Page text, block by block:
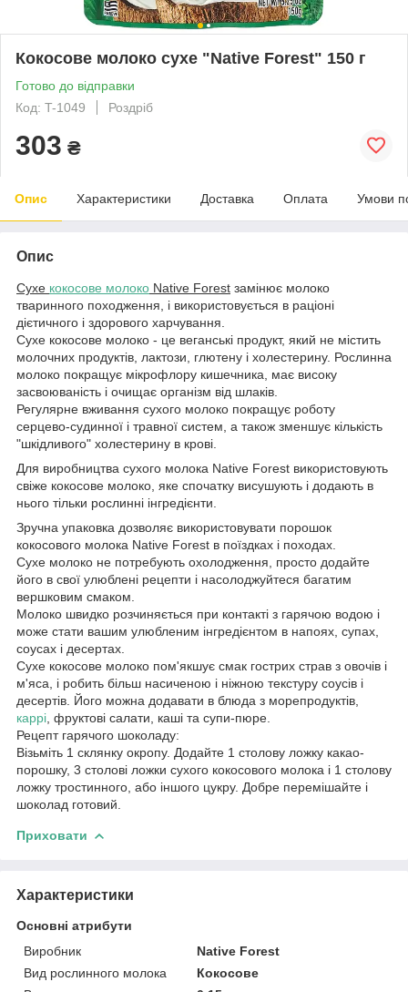
Кокосове молоко сухе "Native Forest" 150 г
Готово до відправки
Код: T-1049
Роздріб
303 ₴
Опис Характеристики Доставка Оплата Умови
Опис
Сухе кокосове молоко Native Forest замінює молоко
тваринного походження, і використовується в раціоні
дієтичного і здорового харчування.
Сухе кокосове молоко - це веганські продукт, який не містить
молочних продуктів, лактози, глютену і холестерину. Рослинна
молоко покращує мікрофлору кишечника, має високу
засвоюваність і очищає організм від шлаків.
Регулярне вживання сухого молоко покращує роботу
серцево-судинної і травної систем, а також зменшує кількість
"шкідливого" холестерину в крові.
Для виробництва сухого молока Native Forest використовують
свіже кокосове молоко, яке спочатку висушують і додають в
нього тільки рослинні інгредієнти.
Зручна упаковка дозволяє використовувати порошок
кокосового молока Native Forest в поїздках і походах.
Сухе молоко не потребують охолодження, просто додайте
його в свої улюблені рецепти і насолоджуйтеся багатим
вершковим смаком.
Молоко швидко розчиняється при контакті з гарячою водою і
може стати вашим улюбленим інгредієнтом в напоях, супах,
соусах і десертах.
Сухе кокосове молоко пом'якшує смак гострих страв з овочів і
м'яса, і робить більш насиченою і ніжною текстуру соусів і
десертів. Його можна додавати в блюда з морепродуктів,
каррі , фруктові салати, каші та супи-пюре.
Рецепт гарячого шоколаду:
Візьміть 1 склянку окропу. Додайте 1 столову ложку какао-
порошку, 3 столові ложки сухого кокосового молока і 1 столову
ложку тростинного, або іншого цукру. Добре перемішайте і
шоколад готовий.
Приховати
Характеристики
Основні атрибути
Виробник
Native Forest
Вид рослинного молока
Кокосове